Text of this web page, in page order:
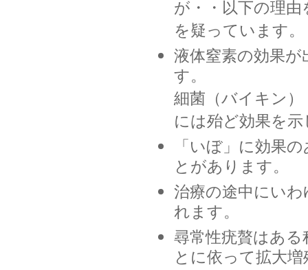
が・・以下の理
を疑っています。
液体窒素の効果
す。
細菌（バイキン
には殆ど効果を
「いぼ」に効果
とがあります。
治療の途中にい
れます。
尋常性疣贅はあ
とに依って拡大